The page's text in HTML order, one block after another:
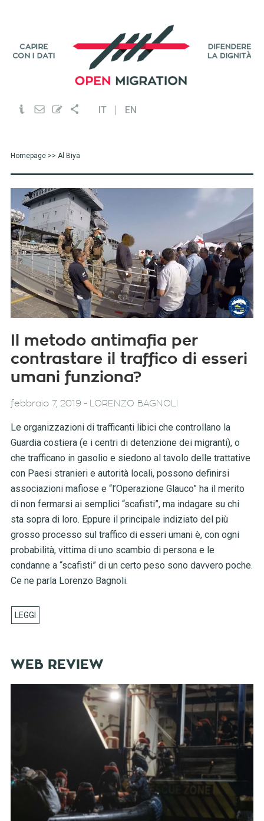
IT EN
Homepage>> Al Biya
Il metodo antimafia per
contrastare il traffico di esseri
umani funziona?
febbraio 7, 2019 - LORENZO BAGNOLI
Le organizzazioni di trafficanti libici che controllano la
Guardia costiera (e i centri di detenzione dei migranti), o
che trafficano in gasolio e siedono al tavolo delle trattative
con Paesi stranieri e autorità locali, possono definirsi
associazioni mafiose e “l’Operazione Glauco” ha il merito
di non fermarsi ai semplici “scafisti”, ma indagare su chi
sta sopra di loro. Eppure il principale indiziato del più
grosso processo sul traffico di esseri umani è, con ogni
probabilità, vittima di uno scambio di persona e le
condanne a “scafisti” di un certo peso sono davvero poche.
Ce ne parla Lorenzo Bagnoli.
WEB REVIEW